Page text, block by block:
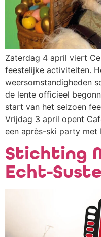
Zaterdag 4 april viert
feestelijke activiteiten.
weersomstandigheden
de lente officieel
start van het seizoen
Vrijdag 3 april opent
een après-ski party
Stichting
Echt-